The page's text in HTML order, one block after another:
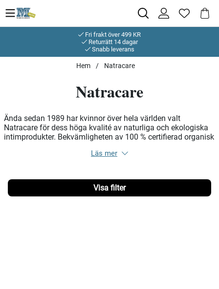
Fri frakt över 499 KR
Returrätt 14 dagar
Snabb leverans
Hem Natracare
Natracare
Ända sedan 1989 har kvinnor över hela världen valt
Natracare för dess höga kvalité av naturliga och ekologiska
intimprodukter. Bekvämligheten av 100 % certifierad organisk
plastfria och biologiskt nedbrytbara material. Detta bidrar till
Filtrera